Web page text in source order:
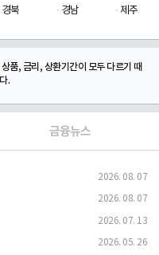
경북 경남 제주
품, 금리, 상환기간이 모두 다르기 때
.
금융뉴스
2026. 08. 07
2026. 08. 07
2026. 07. 13
2026. 05. 26